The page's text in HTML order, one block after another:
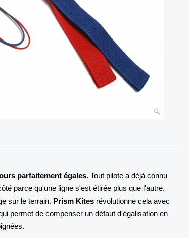
parfaitement égales. Tout pilote a déjà connu
parce qu'une ligne s'est étirée plus que l'autre.
sur le terrain. Prism Kites révolutionne cela avec
permet de compenser un défaut d'égalisation en